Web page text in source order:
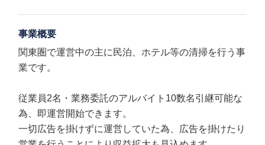
事業概要
関東圏で運営中の主に民泊、ホテル等の清掃を行う事
業です。
従業員2名・業務委託のアルバイト10数名引継可能な
為、即運営開始できます。
一切広告を掛けずに運営していた為、広告を掛けたり